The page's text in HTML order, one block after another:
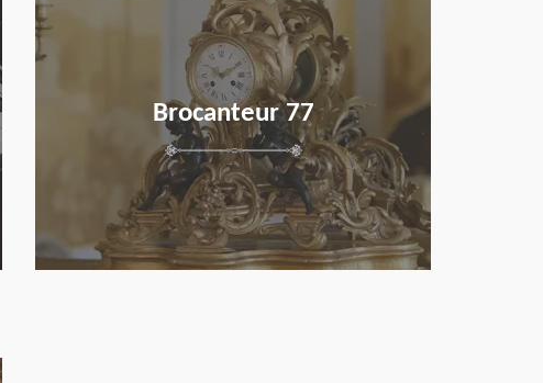
Brocanteur 77